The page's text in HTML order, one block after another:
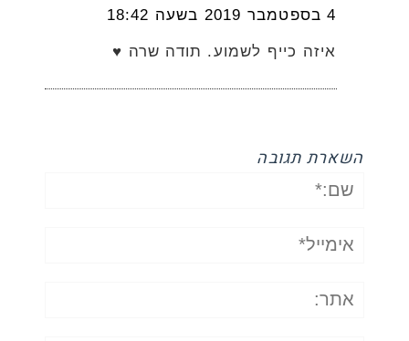
4 בספטמבר 2019 בשעה 18:42
איזה כייף לשמוע. תודה שרה ♥
השארת תגובה
שם:*
אימייל*
אתר: